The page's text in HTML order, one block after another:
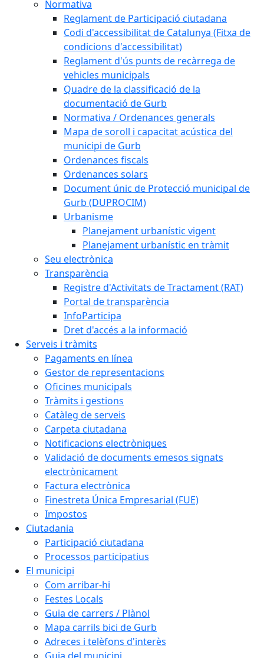
Normativa
Reglament de Participació ciutadana
Codi d'accessibilitat de Catalunya (Fitxa de
condicions d'accessibilitat)
Reglament d'ús punts de recàrrega de
vehicles municipals
Quadre de la classificació de la
documentació de Gurb
Normativa / Ordenances generals
Mapa de soroll i capacitat acústica del
municipi de Gurb
Ordenances fiscals
Ordenances solars
Document únic de Protecció municipal de
Gurb (DUPROCIM)
Urbanisme
Planejament urbanístic vigent
Planejament urbanístic en tràmit
Seu electrònica
Transparència
Registre d'Activitats de Tractament (RAT)
Portal de transparència
InfoParticipa
Dret d'accés a la informació
Serveis i tràmits
Pagaments en línea
Gestor de representacions
Oficines municipals
Tràmits i gestions
Catàleg de serveis
Carpeta ciutadana
Notificacions electròniques
Validació de documents emesos signats
electrònicament
Factura electrònica
Finestreta Única Empresarial (FUE)
Impostos
Ciutadania
Participació ciutadana
Processos participatius
El municipi
Com arribar-hi
Festes Locals
Guia de carrers / Plànol
Mapa carrils bici de Gurb
Adreces i telèfons d'interès